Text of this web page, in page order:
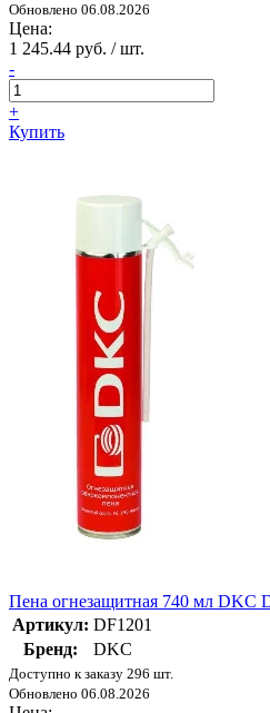
Обновлено 06.08.2026
Цена:
1 245.44 руб. / шт.
-
+
Купить
Пена огнезащитная 740 мл DKC
Артикул: DF1201
Бренд:
DKC
Доступно к заказу 296 шт.
Обновлено 06.08.2026